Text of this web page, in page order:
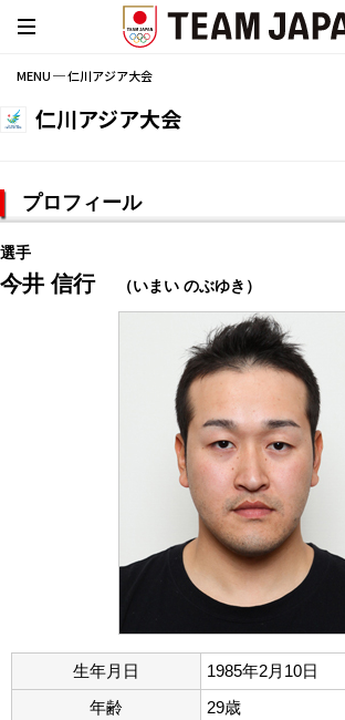
MENU ─ 仁川アジア大会
仁川アジア大会
プロフィール
選手
今井 信行 （いまい のぶゆき）
生年月日
1985年2月10日
年齢
29歳